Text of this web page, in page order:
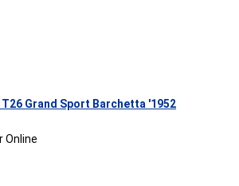
Grand Sport Barchetta '1952
Online